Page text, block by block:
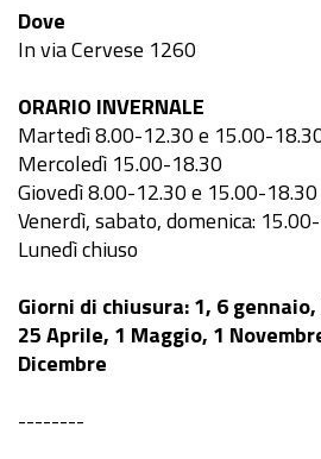
Dove
In via Cervese 1260
ORARIO INVERNALE
Martedì 8.00-12.30 e 15.00-
Mercoledì 15.00-18.30
Giovedì 8.00-12.30 e 15.00-18.30
Venerdì, sabato, domenica:
Lunedì chiuso
Giorni di chiusura: 1, 6
25 Aprile, 1 Maggio, 1
Dicembre
--------